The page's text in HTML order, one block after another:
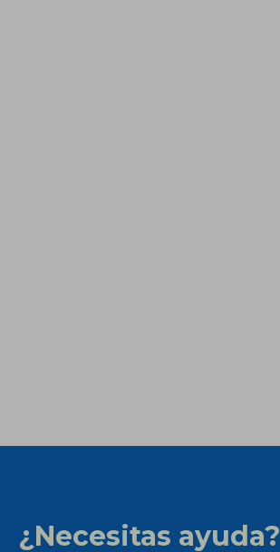
¿Necesitas ayuda?